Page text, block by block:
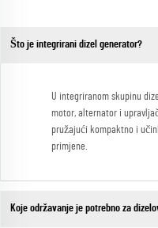
Što je integrirani dizel generator?
U integriranom skupinu
motor, alternator i
pružajući kompaktno i
primjene.
Koje održavanje je potrebno za